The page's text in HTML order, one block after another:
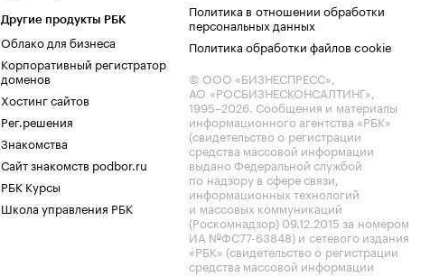
Другие продукты РБК
Облако для бизнеса
Корпоративный регистратор
доменов
Хостинг сайтов
Рег.решения
Знакомства
Сайт знакомств podbor.ru
РБК Курсы
Школа управления РБК
Политика в отношении обработки
персональных данных
Политика обработки файлов cookie
© ООО «БИЗНЕСПРЕСС»,
АО «РОСБИЗНЕСКОНСАЛТИНГ»,
1995–2026. Сообщения и материалы
информационного агентства «РБК»
(свидетельство о регистрации
средства массовой информации
выдано Федеральной службой
по надзору в сфере связи,
информационных технологий
и массовых коммуникаций
(Роскомнадзор) 09.12.2015 за номером
ИА №ФС77-63848) и сетевого издания
«РБК» (свидетельство о регистрации
средства массовой информации